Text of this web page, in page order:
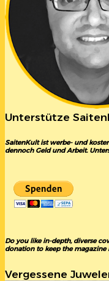
Unterstütze
SaitenKult ist werbe- und
dennoch Geld und Arbeit.
Do you like in-depth, diverse
donation to keep the magazine
Vergessene